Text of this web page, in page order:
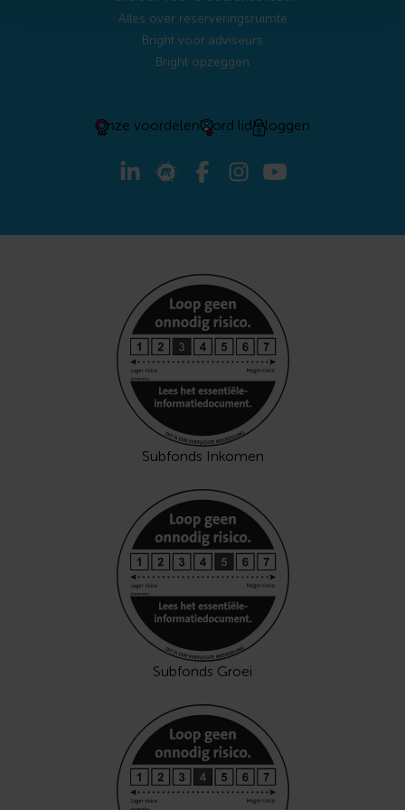
Alles over reserveringsruimte
Bright voor adviseurs
Bright opzeggen
Onze voordelenWord lidInloggen
Subfonds Inkomen
Subfonds Groei